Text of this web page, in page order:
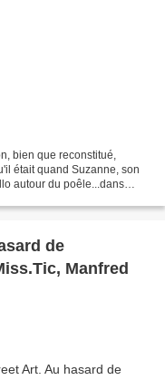
bien que reconstitué,
était quand Suzanne, son
de
Manfred